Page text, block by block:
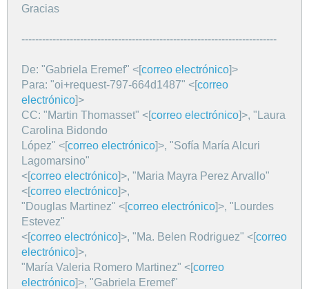
Gracias
--------------------------------------------------------------------------
De: "Gabriela Eremef" <[correo electrónico]>
Para: "oi+request-797-664d1487" <[correo
electrónico]>
CC: "Martin Thomasset" <[correo electrónico]>, "Laura
Carolina Bidondo
López" <[correo electrónico]>, "Sofía María Alcuri
Lagomarsino"
<[correo electrónico]>, "Maria Mayra Perez Arvallo"
<[correo electrónico]>,
"Douglas Martinez" <[correo electrónico]>, "Lourdes
Estevez"
<[correo electrónico]>, "Ma. Belen Rodriguez" <[correo
electrónico]>,
"María Valeria Romero Martinez" <[correo
electrónico]>, "Gabriela Eremef"